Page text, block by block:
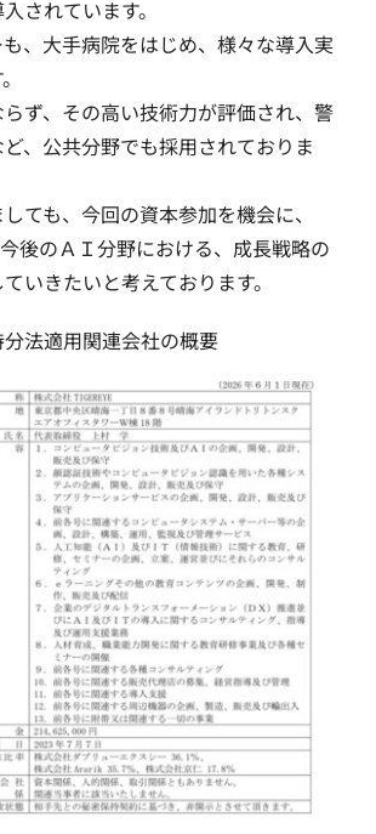
されています。
、大手病院をはじめ、様々な導入実
ず、その高い技術力が評価され、警
、公共分野でも採用されておりま
ても、今回の資本参加を機会に、
後のＡＩ分野における、成長戦略の
いきたいと考えております。
法適用関連会社の概要